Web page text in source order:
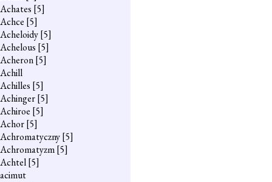
Achates [5]
Achce [5]
Acheloidy[5]
Achelous [5]
Acheron[5]
Achill
Achilles [5]
Achinger[5]
Achiroe [5]
Achor[5]
Achromatyczny[5]
Achromatyzm[5]
Achtel[5]
acimut